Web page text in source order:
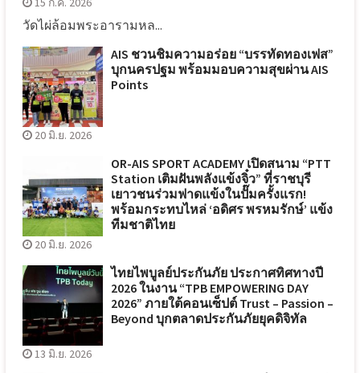
วัดไผ่ล้อมพระอารามหล...
AIS ชวนชิมความอร่อย “บรรทัดทองเฟส”
บุกนครปฐม พร้อมมอบความสุขผ่าน AIS
Points
20 มิ.ย. 2026
OR-AIS SPORT ACADEMY เปิดสนาม “PTT
Station เติมฝันพลังแข้งจิ๋ว” ที่ราชบุรี
เยาวชนร่วมฟาดแข้งในปั๊มครั้งแรก!
พร้อมกระทบไหล่ ‘อดิศร พรหมรักษ์’ แข้ง
ทีมชาติไทย
20 มิ.ย. 2026
ไทยไพบูลย์ประกันภัย ประกาศทิศทางปี
2026 ในงาน “TPB EMPOWERING DAY
2026” ภายใต้คอนเซ็ปต์ Trust – Passion –
Beyond บุกตลาดประกันภัยยุคดิจิทัล
13 มิ.ย. 2026